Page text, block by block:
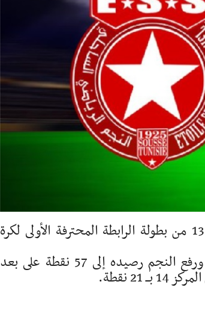
دارت عشية اليوم الأربعاء المباراة المعادة لحساب الجولة 13 من بطولة الرابطة المحترفة الأولى لكرة
وفاز فريق جوهرة الساحل بنتيجة 3-2 أمام أصحاب الدار ورفع النجم رصيده إلى 57 نقطة على بعد
نقطة.